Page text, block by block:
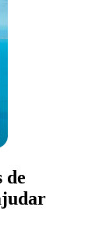
de